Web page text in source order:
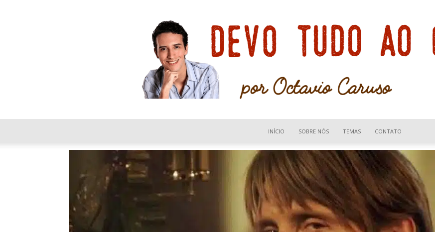
Devo
tudo
INÍCIO SOBRE NÓS TEMAS CONTATO